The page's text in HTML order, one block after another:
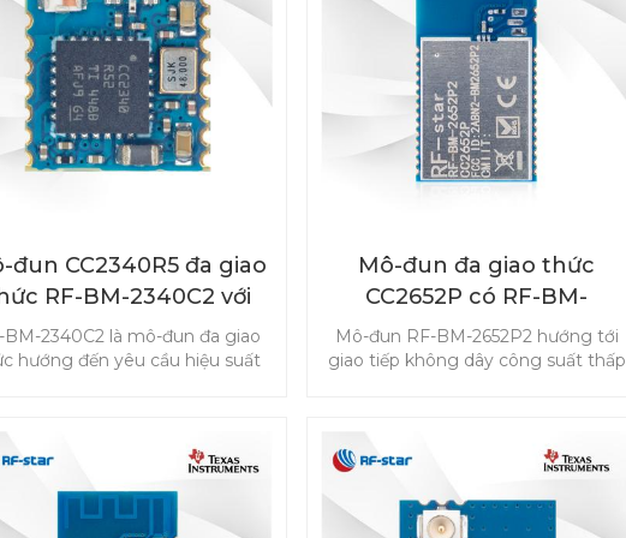
tuyến tuyệt vời, đây là một giải
ô tô hiệu quả, hiệu suất cao.
đun CC2340R5 đa giao
RF-BM-2340C2 với
kích thước nhỏ
BM-2340C2 là mô-đun đa giao
hướng đến yêu cầu hiệu suất
3.0 và 2.4GHz. Mô-đun
với kích thước nhỏ được
kế để đáp ứng nhu cầu của
loạt các ứng dụng. Chọn mô-
Mô-đun đa giao thức
CC2652P có RF-BM-
2652P2 tích hợp PA
Mô-đun RF-BM-2652P2 hướng tới
giao tiếp không dây công suất thấp
Thread IEEE 802.15.4, các đối tượng
(6LoWPAN) và độc quyền, bao gồm
TI 15.4-Stack (2,4 GHz) và đa giao